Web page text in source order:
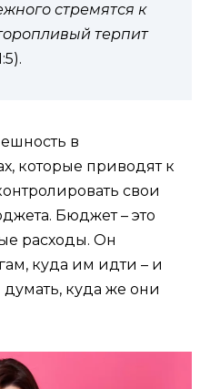
стремятся к
терпит
в
которые приводят к
свои
Бюджет – это
расходы. Он
куда им идти – и
куда же они